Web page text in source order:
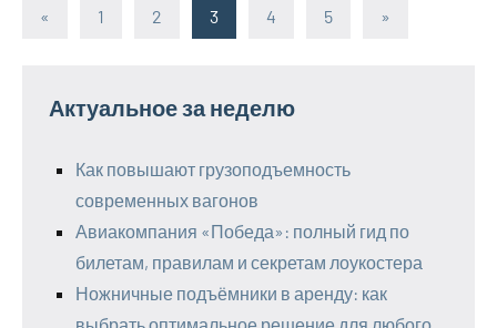
«
Предыдущие
1 2 3 4 5
Следующие
»
Актуальное за неделю
Как повышают грузоподъемность
современных вагонов
Авиакомпания «Победа»: полный гид по
билетам, правилам и секретам лоукостера
Ножничные подъёмники в аренду: как